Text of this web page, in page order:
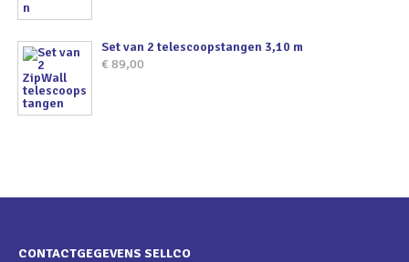
Set van 2 telescoopstangen 3,10 m
€ 89,00
CONTACTGEGEVENS SELLCO